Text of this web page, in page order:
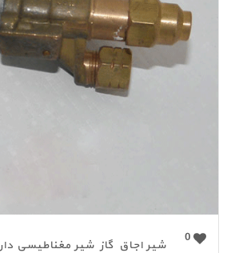
0 شیر اجاق گاز شیر مغناطیسی دار